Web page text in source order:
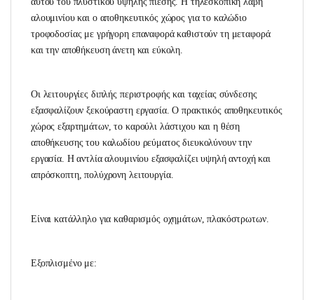
αλουμινίου και ο αποθηκευτικός χώρος για το καλώδιο
τροφοδοσίας με γρήγορη επαναφορά καθιστούν τη μεταφορά
και την αποθήκευση άνετη και εύκολη.
Οι λειτουργίες διπλής περιστροφής και ταχείας σύνδεσης
εξασφαλίζουν ξεκούραστη εργασία. Ο πρακτικός αποθηκευτικός
χώρος εξαρτημάτων, το καρούλι λάστιχου και η θέση
αποθήκευσης του καλωδίου ρεύματος διευκολύνουν την
εργασία. Η αντλία αλουμινίου εξασφαλίζει υψηλή αντοχή και
απρόσκοπτη, πολύχρονη λειτουργία.
Είναι κατάλληλο για καθαρισμός οχημάτων, πλακόστρωτων.
Εξοπλισμένο με: